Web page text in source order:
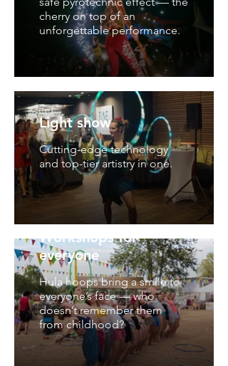
cherry on top of an
unforgettable performance.
Light show
Cutting-edge technology
and top-tier artistry in one.
Workshops for
everyone
Hula hoops bring a smile to
everyone’s face — who
doesn’t remember them
from childhood?